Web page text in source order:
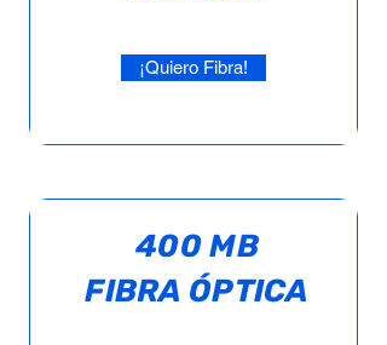
¡Quiero Fibra!
400 MB
FIBRA ÓPTICA